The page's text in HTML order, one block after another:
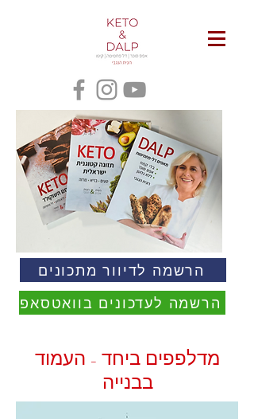
הרשמה לדיוור מתכונים
הרשמה לעדכונים בוואטסאפ
מדלפפים ביחד - העמוד
בבנייה